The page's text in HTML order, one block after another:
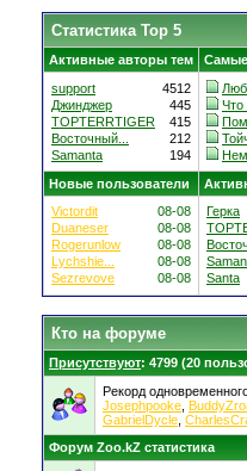
Статистика Top 5
Активные авторы тем
support
4512
Джинджер
445
TOPTERRTIGER
415
Восточный...
212
Samanta
194
Что
Новые пользователи
Victordit
08-08
Duaneser
08-08
Rogerunlow
08-08
Lychshie...
08-08
Sezrevove
08-08
Герка
Santa
Кто на форуме
Присутствуют: 4799 (20
Рекорд
Josephpooke
GabrielDycle
Форум Zoo.kZ статистика